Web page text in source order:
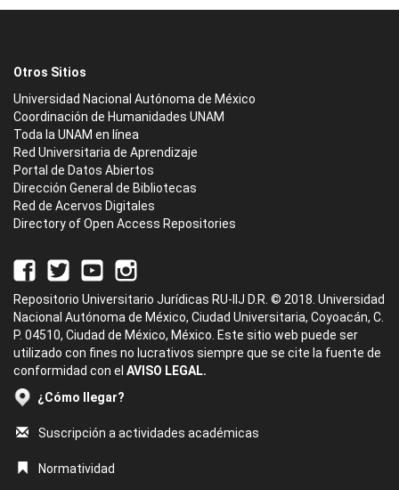
Otros Sitios
Universidad Nacional Autónoma de México
Coordinación de Humanidades UNAM
Toda la UNAM en línea
Red Universitaria de Aprendizaje
Portal de Datos Abiertos
Dirección General de Bibliotecas
Red de Acervos Digitales
Directory of Open Access Repositories
Repositorio Universitario Jurídicas RU-IIJ D.R. © 2018. Universidad
Nacional Autónoma de México, Ciudad Universitaria, Coyoacán, C.
P. 04510, Ciudad de México, México. Este sitio web puede ser
utilizado con fines no lucrativos siempre que se cite la fuente de
conformidad con el AVISO LEGAL.
¿Cómo llegar?
Suscripción a actividades académicas
Normatividad